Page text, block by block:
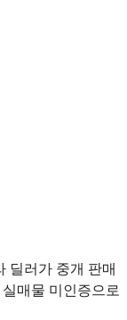
딜러가 중개 판매
매물 미인증으로